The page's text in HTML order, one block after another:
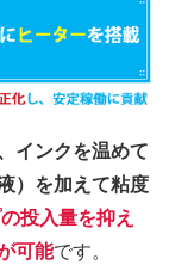
インクを温めて
）​を加えて粘度
投入量を抑え​
可能です。